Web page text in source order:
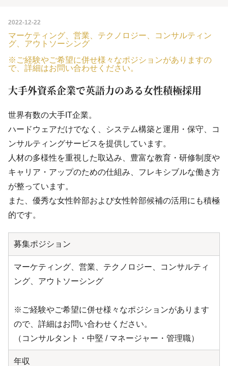
2022-12-22
マーケティング、営業、テクノロジー、コンサルティン
グ、アウトソーシング
※ご経験やご希望に併せ様々なポジションがありますの
で、詳細はお問い合わせください。
大手外資系企業で英語力のある女性積極採用
世界有数の大手IT企業。
ハードウェアだけでなく、システム構築と運用・保守、コ
ンサルティングサービスを提供しています。
人材の多様性を重視した取込み、豊富な教育・研修制度や
キャリア・アップのための仕組み、フレキシブルな働き方
が整っています。
また、優秀な女性幹部および女性幹部候補の活用にも積極
的です。
募集ポジション
マーケティング、営業、テクノロジー、コンサルティ
ング、アウトソーシング
※ご経験やご希望に併せ様々なポジションがあります
ので、詳細はお問い合わせください。
（コンサルタント・中堅 / マネージャー・管理職）
年収